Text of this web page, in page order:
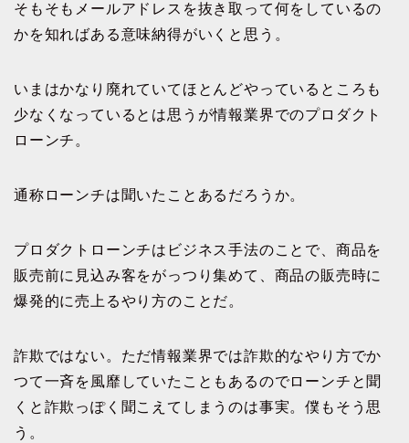
そもそもメールアドレスを抜き取って何をしているの
かを知ればある意味納得がいくと思う。
いまはかなり廃れていてほとんどやっているところも
少なくなっているとは思うが情報業界でのプロダクト
ローンチ。
通称ローンチは聞いたことあるだろうか。
プロダクトローンチはビジネス手法のことで、商品を
販売前に見込み客をがっつり集めて、商品の販売時に
爆発的に売上るやり方のことだ。
詐欺ではない。ただ情報業界では詐欺的なやり方でか
つて一斉を風靡していたこともあるのでローンチと聞
くと詐欺っぽく聞こえてしまうのは事実。僕もそう思
う。